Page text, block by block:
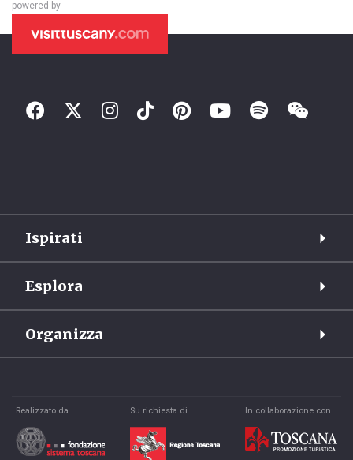
powered by
Ispirati
Esplora
Organizza
Realizzato da Su richiesta di In collaborazione con